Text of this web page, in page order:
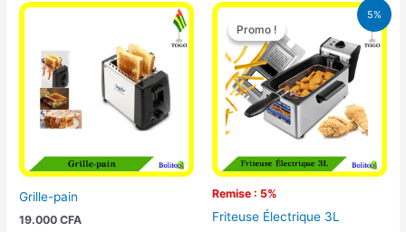
Grille-pain
19.000CFA
5%
Promo !
Remise : 5%
Promo !
Friteuse Électrique 3L
Le
initial
était :
39.000 CFA.
Le
prix
actuel
est :
37.000 CFA.